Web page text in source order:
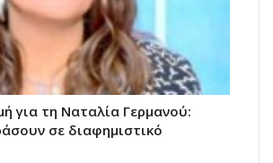
για τη Ναταλία Γερμανού:
σε διαφημιστικό